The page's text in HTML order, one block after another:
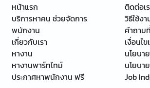
หน้าแรก
บริการหาคน ช่วยจัดการ
พนักงาน
เกี่ยวกับเรา
หางาน
หางานพาร์ทไทม์
ประกาศหาพนักงาน ฟรี
ติดต่อเ
วิธีใช้งา
คำถา
เงื่อนไ
นโยบา
นโยบา
Job